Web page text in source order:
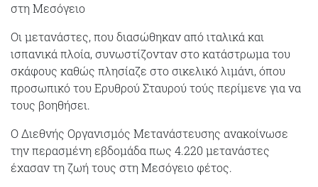
στη Μεσόγειο
Οι μετανάστες, που διασώθηκαν από ιταλικά και
ισπανικά πλοία, συνωστίζονταν στο κατάστρωμα του
σκάφους καθώς πλησίαζε στο σικελικό λιμάνι, όπου
προσωπικό του Ερυθρού Σταυρού τούς περίμενε για να
τους βοηθήσει.
Ο Διεθνής Οργανισμός Μετανάστευσης ανακοίνωσε
την περασμένη εβδομάδα πως 4.220 μετανάστες
έχασαν τη ζωή τους στη Μεσόγειο φέτος.